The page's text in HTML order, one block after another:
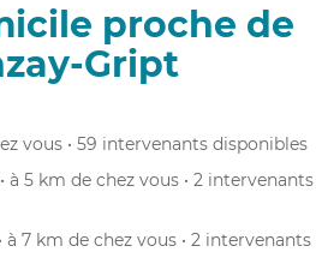
proche de
Gript
vous • 59 intervenants disponibles
• à 5 km de chez vous • 2 intervenants
• à 7 km de chez vous • 2 intervenants